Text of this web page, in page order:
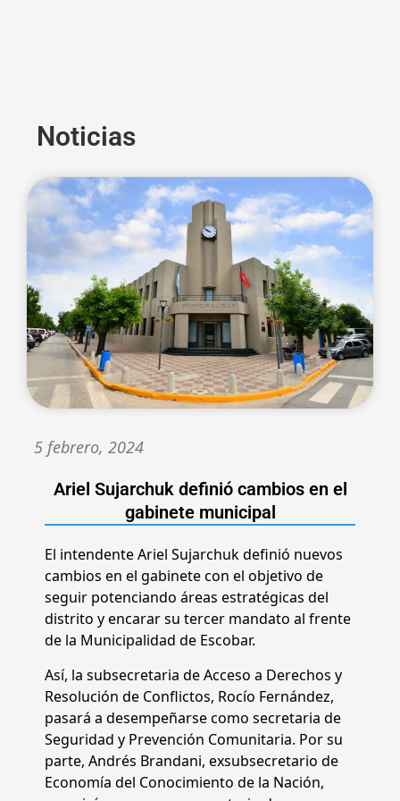
Noticias
5 febrero, 2024
Ariel Sujarchuk definió cambios en el
gabinete municipal
El intendente Ariel Sujarchuk definió nuevos
cambios en el gabinete con el objetivo de
seguir potenciando áreas estratégicas del
distrito y encarar su tercer mandato al frente
de la Municipalidad de Escobar.
Así, la subsecretaria de Acceso a Derechos y
Resolución de Conflictos, Rocío Fernández,
pasará a desempeñarse como secretaria de
Seguridad y Prevención Comunitaria. Por su
parte, Andrés Brandani, exsubsecretario de
Economía del Conocimiento de la Nación,